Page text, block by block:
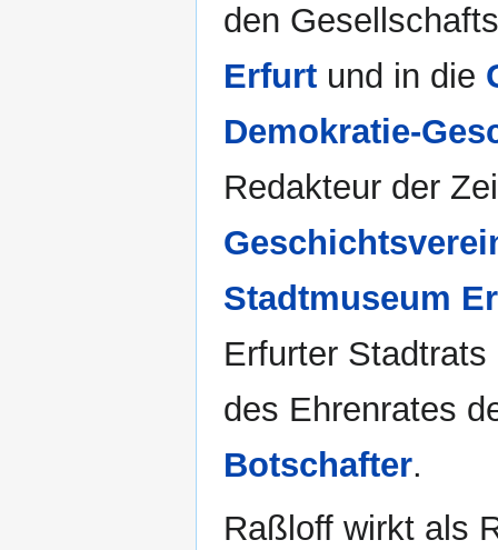
den
Erfurt und in die
Demokratie-
Redakteur der
Stadtmuseum
Erfurter
des Ehrenrates
Botschafter.
Raßloff wirkt als